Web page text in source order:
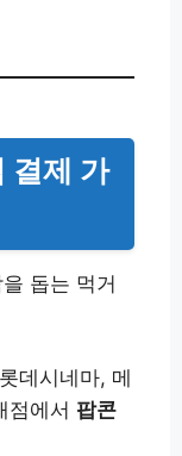
결제 가
돕는 먹거
데시네마, 메
점에서 팝콘